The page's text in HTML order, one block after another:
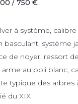
/ 750 €
à système,
basculant, système
de noyer, ressort
au poli blanc,
typique des arbres
du XIX